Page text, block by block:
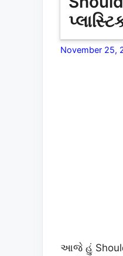
November 25,
આજે હું Should